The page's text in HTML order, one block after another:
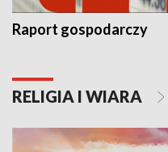
Raport gospodarczy
RELIGIA I WIARA